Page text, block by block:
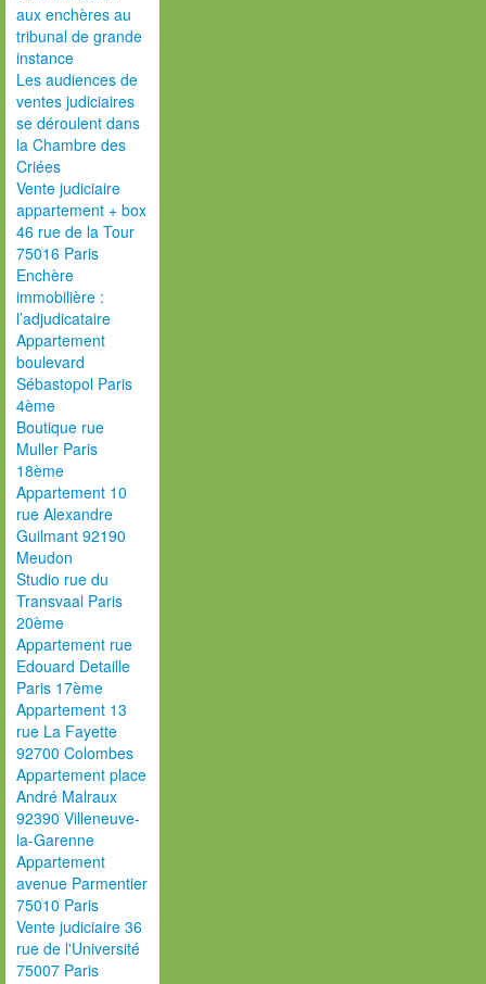
aux enchères au
tribunal de grande
instance
Les audiences de
ventes judiciaires
se déroulent dans
la Chambre des
Criées
Vente judiciaire
appartement + box
46 rue de la Tour
75016 Paris
Enchère
immobilière :
l’adjudicataire
Appartement
boulevard
Sébastopol Paris
4ème
Boutique rue
Muller Paris
18ème
Appartement 10
rue Alexandre
Guilmant 92190
Meudon
Studio rue du
Transvaal Paris
20ème
Appartement rue
Edouard Detaille
Paris 17ème
Appartement 13
rue La Fayette
92700 Colombes
Appartement place
André Malraux
92390 Villeneuve-
la-Garenne
Appartement
avenue Parmentier
75010 Paris
Vente judiciaire 36
rue de l'Université
75007 Paris